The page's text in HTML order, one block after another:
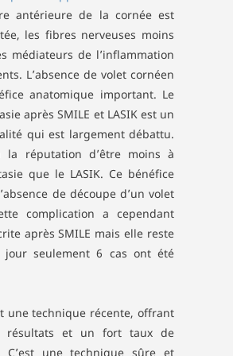
antérieure de la cornée est
les fibres nerveuses moins
médiateurs de l’inflammation
L’absence de volet cornéen
anatomique important. Le
après SMILE et LASIK est un
qui est largement débattu.
la réputation d’être moins à
que le LASIK. Ce bénéfice
de découpe d’un volet
complication a cependant
après SMILE mais elle reste
seulement 6 cas ont été
une technique récente, offrant
résultats et un fort taux de
C’est une technique sûre et